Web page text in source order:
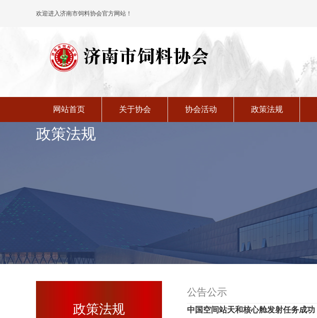
欢迎进入济南市饲料协会官方网站！
网站首页 关于协会 协会活动 政策法规
政策法规
政策法规
公告公示
中国空间站天和核心舱发射任务成